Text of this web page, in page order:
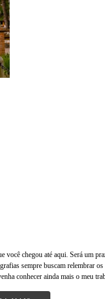
você chegou até aqui. Será um
sempre buscam relembrar
conhecer ainda mais o meu